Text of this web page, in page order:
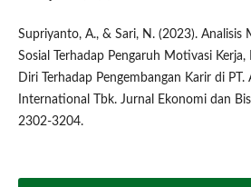
Supriyanto, A., & Sari, N. (2023). Analisis
Sosial Terhadap Pengaruh Motivasi
Diri Terhadap Pengembangan Karir di PT.
International Tbk. Jurnal Ekonomi dan
2302-3204.